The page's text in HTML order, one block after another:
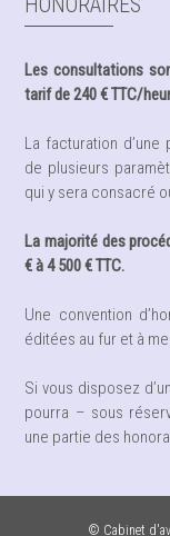
Les consultations
tarif de 240 € TTC/
La facturation
de plusieurs
qui y sera consacré
La majorité des
€ à 4 500 € TTC.
Une convention
éditées au fur et à
Si vous disposez
pourra – sous
une partie des
© Cabinet